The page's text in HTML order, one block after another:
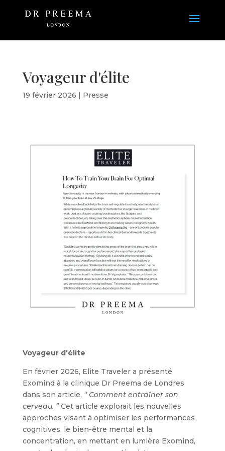
Voyageur d'élite
19 février 2026 | Presse
Voyageur d'élite
En février 2026, Elite Traveler a présenté
Exomind à la clinique Dr Preema de Londres
dans son article, “ Comment entraîner son
cerveau. ”Cet article explorait les nouvelles
approches visant à optimiser les performances
cognitives, le bien-être mental et la
concentration, en mettant en lumière Exomind,